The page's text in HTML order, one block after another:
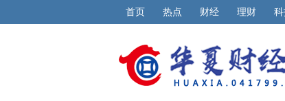
首页 热点 财经 理财